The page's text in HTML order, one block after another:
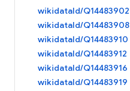
wikidataId/Q14483902
wikidataId/Q14483908
wikidataId/Q14483910
wikidataId/Q14483912
wikidataId/Q14483916
wikidataId/Q14483919